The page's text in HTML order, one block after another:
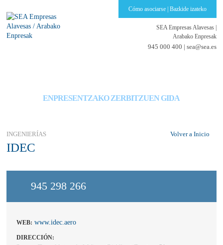
Cómo asociarse | Bazkide izateko
SEA Empresas Alavesas
Arabako Enpresak
945 000 400 | sea@sea.es
ENPRESENTZAKO ZERBITZUEN GIDA
Volver a Inicio
INGENIERÍAS
IDEC
945 298 266
WEB: www.idec.aero
DIRECCIÓN: